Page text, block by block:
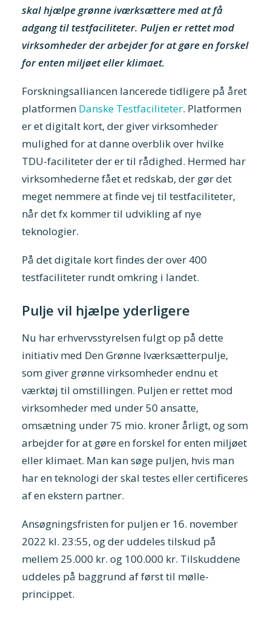
skal hjælpe grønne iværksættere med at få
adgang til testfaciliteter. Puljen er rettet mod
virksomheder der arbejder for at gøre en forskel
for enten miljøet eller klimaet.
Forskningsalliancen lancerede tidligere på året
platformen Danske Testfaciliteter. Platformen
er et digitalt kort, der giver virksomheder
mulighed for at danne overblik over hvilke
TDU-faciliteter der er til rådighed. Hermed har
virksomhederne fået et redskab, der gør det
meget nemmere at finde vej til testfaciliteter,
når det fx kommer til udvikling af nye
teknologier.
På det digitale kort findes der over 400
testfaciliteter rundt omkring i landet.
Pulje vil hjælpe yderligere
Nu har erhvervsstyrelsen fulgt op på dette
initiativ med Den Grønne Iværksætterpulje,
som giver grønne virksomheder endnu et
værktøj til omstillingen. Puljen er rettet mod
virksomheder med under 50 ansatte,
omsætning under 75 mio. kroner årligt, og som
arbejder for at gøre en forskel for enten miljøet
eller klimaet. Man kan søge puljen, hvis man
har en teknologi der skal testes eller certificeres
af en ekstern partner.
Ansøgningsfristen for puljen er 16. november
2022 kl. 23:55, og der uddeles tilskud på
mellem 25.000 kr. og 100.000 kr. Tilskuddene
uddeles på baggrund af først til mølle-
princippet.